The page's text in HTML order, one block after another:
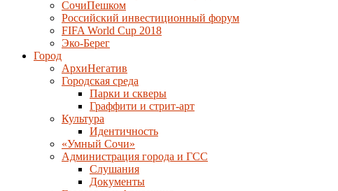
СочиПешком
Российский инвестиционный форум
FIFA World Cup 2018
Эко-Берег
Город
АрхиНегатив
Городская среда
Парки и скверы
Граффити и стрит-арт
Культура
Идентичность
«Умный Сочи»
Администрация города и ГСС
Слушания
Документы